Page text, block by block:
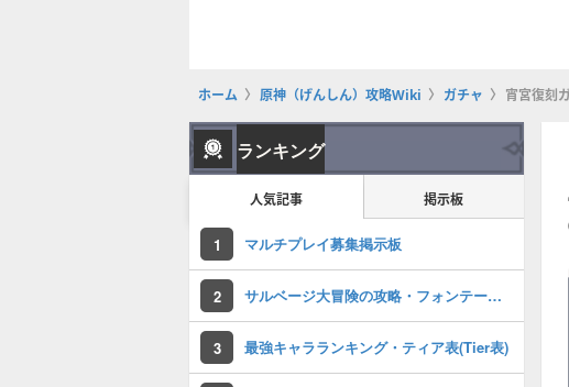
ホーム 原神（げんしん）攻略Wiki ガチャ 宵宮復刻
ランキング
人気記事 掲示板
1 マルチプレイ募集掲示板
2 サルベージ大冒険の攻略・フォンテーヌ夏イベント
3 最強キャラランキング・ティア表(Tier表)